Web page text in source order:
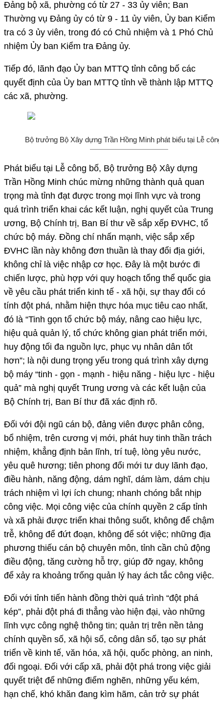
Đảng bộ xã, phường có từ 27 - 33 ủy viên; Ban
Thường vụ Đảng ủy có từ 9 - 11 ủy viên, Ủy ban Kiểm
tra có 3 ủy viên, trong đó có Chủ nhiệm và 1 Phó Chủ
nhiệm Ủy ban Kiểm tra Đảng ủy.
Tiếp đó, lãnh đạo Ủy ban MTTQ tỉnh công bố các
quyết định của Ủy ban MTTQ tỉnh về thành lập MTTQ
các xã, phường.
Bộ trưởng Bộ Xây dựng Trần Hồng Minh phát biểu tại Lễ
Phát biểu tại Lễ công bố, Bộ trưởng Bộ Xây dựng
Trần Hồng Minh chúc mừng những thành quả quan
trọng mà tỉnh đạt được trong mọi lĩnh vực và trong
quá trình triển khai các kết luận, nghị quyết của Trung
ương, Bộ Chính trị, Ban Bí thư về sắp xếp ĐVHC, tổ
chức bộ máy. Đồng chí nhấn mạnh, việc sắp xếp
ĐVHC lần này không đơn thuần là thay đổi địa giới,
không chỉ là việc nhập cơ học. Đây là một bước đi
chiến lược, phù hợp với quy hoạch tổng thể quốc gia
về yêu cầu phát triển kinh tế - xã hội, sự thay đổi có
tính đột phá, nhằm hiện thực hóa mục tiêu cao nhất,
đó là “Tinh gọn tổ chức bộ máy, nâng cao hiệu lực,
hiệu quả quản lý, tổ chức không gian phát triển mới,
huy động tối đa nguồn lực, phục vụ nhân dân tốt
hơn”; là nội dung trọng yếu trong quá trình xây dựng
bộ máy “tinh - gọn - mạnh - hiệu năng - hiệu lực - hiệu
quả” mà nghị quyết Trung ương và các kết luận của
Bộ Chính trị, Ban Bí thư đã xác định rõ.
Đối với đội ngũ cán bộ, đảng viên được phân công,
bổ nhiệm, trên cương vị mới, phát huy tinh thần trách
nhiệm, khẳng định bản lĩnh, trí tuệ, lòng yêu nước,
yêu quê hương; tiên phong đổi mới tư duy lãnh đạo,
điều hành, năng động, dám nghĩ, dám làm, dám chịu
trách nhiệm vì lợi ích chung; nhanh chóng bắt nhịp
công việc. Mọi công việc của chính quyền 2 cấp tỉnh
và xã phải được triển khai thông suốt, không để chậm
trễ, không để đứt đoạn, không để sót việc; những địa
phương thiếu cán bộ chuyên môn, tỉnh cần chủ động
điều động, tăng cường hỗ trợ, giúp đỡ ngay, không
để xảy ra khoảng trống quản lý hay ách tắc công việc.
Đối với tỉnh tiến hành đồng thời quá trình “đột phá
kép”, phải đột phá đi thẳng vào hiện đại, vào những
lĩnh vực công nghệ thông tin; quản trị trên nền tảng
chính quyền số, xã hội số, công dân số, tạo sự phát
triển về kinh tế, văn hóa, xã hội, quốc phòng, an ninh,
đối ngoại. Đối với cấp xã, phải đột phá trong việc giải
quyết triệt để những điểm nghẽn, những yếu kém,
hạn chế, khó khăn đang kìm hãm, cản trở sự phát